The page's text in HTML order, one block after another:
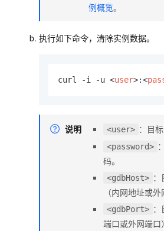
例概览。
执行如下命令，清除实例数据。
curl -i -u <user>:<
说明 <user> ：目
<password>
码。
<gdbHost>
（内网地址或外
<gdbPort>
端口或外网端口